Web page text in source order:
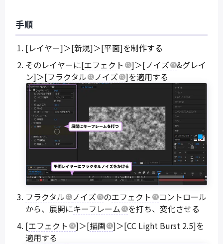
手順
[レイヤー]＞[新規]＞[平面]を制作する
そのレイヤーに[エフェクト ]＞[ノイズ
&グレイ
ン]＞[フラクタル ノイズ ]を適用する
フラクタル ノイズ のエフェクト
コントロール
から、展開にキーフレーム
を打ち、変化させる
[エフェクト ]＞[描画
]＞[CC Light Burst 2.5]を
適用する